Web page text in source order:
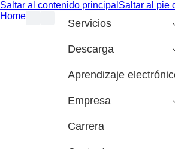
Saltar al contenido principal Saltar al pie
Home
Servicios
Descarga
Aprendizaje
Empresa
Carrera